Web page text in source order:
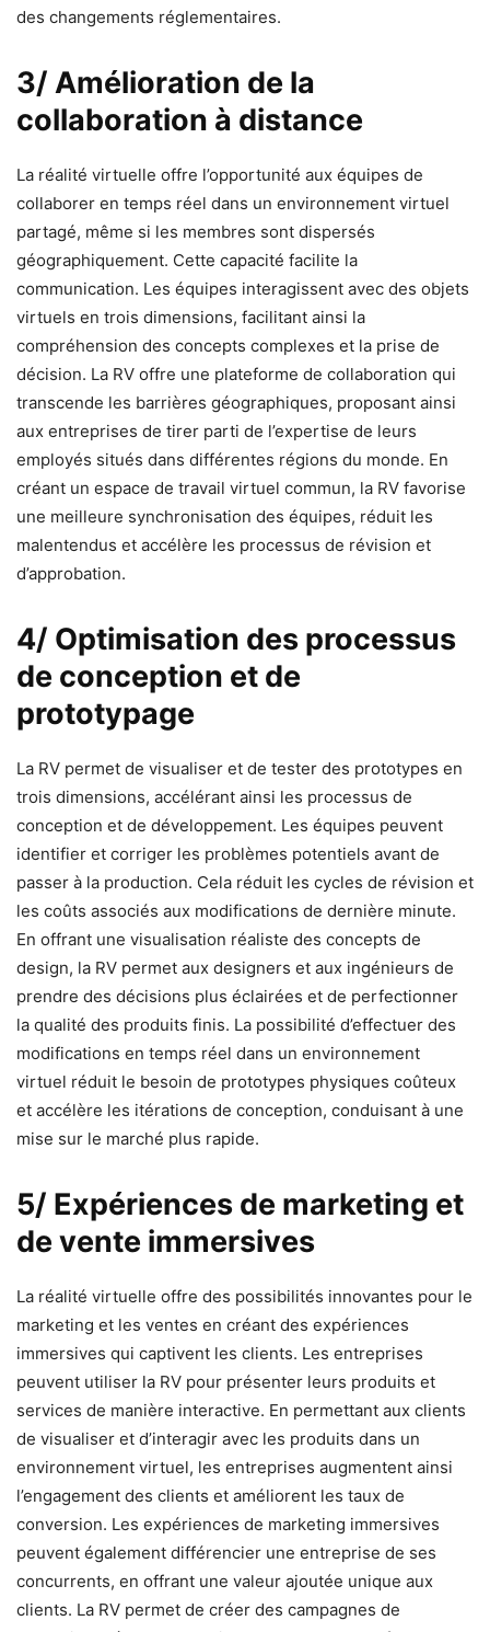
des changements réglementaires.
3/ Amélioration de la
collaboration à distance
La réalité virtuelle offre l’opportunité aux équipes de
collaborer en temps réel dans un environnement virtuel
partagé, même si les membres sont dispersés
géographiquement. Cette capacité facilite la
communication. Les équipes interagissent avec des objets
virtuels en trois dimensions, facilitant ainsi la
compréhension des concepts complexes et la prise de
décision. La RV offre une plateforme de collaboration qui
transcende les barrières géographiques, proposant ainsi
aux entreprises de tirer parti de l’expertise de leurs
employés situés dans différentes régions du monde. En
créant un espace de travail virtuel commun, la RV favorise
une meilleure synchronisation des équipes, réduit les
malentendus et accélère les processus de révision et
d’approbation.
4/ Optimisation des processus
de conception et de
prototypage
La RV permet de visualiser et de tester des prototypes en
trois dimensions, accélérant ainsi les processus de
conception et de développement. Les équipes peuvent
identifier et corriger les problèmes potentiels avant de
passer à la production. Cela réduit les cycles de révision et
les coûts associés aux modifications de dernière minute.
En offrant une visualisation réaliste des concepts de
design, la RV permet aux designers et aux ingénieurs de
prendre des décisions plus éclairées et de perfectionner
la qualité des produits finis. La possibilité d’effectuer des
modifications en temps réel dans un environnement
virtuel réduit le besoin de prototypes physiques coûteux
et accélère les itérations de conception, conduisant à une
mise sur le marché plus rapide.
5/ Expériences de marketing et
de vente immersives
La réalité virtuelle offre des possibilités innovantes pour le
marketing et les ventes en créant des expériences
immersives qui captivent les clients. Les entreprises
peuvent utiliser la RV pour présenter leurs produits et
services de manière interactive. En permettant aux clients
de visualiser et d’interagir avec les produits dans un
environnement virtuel, les entreprises augmentent ainsi
l’engagement des clients et améliorent les taux de
conversion. Les expériences de marketing immersives
peuvent également différencier une entreprise de ses
concurrents, en offrant une valeur ajoutée unique aux
clients. La RV permet de créer des campagnes de